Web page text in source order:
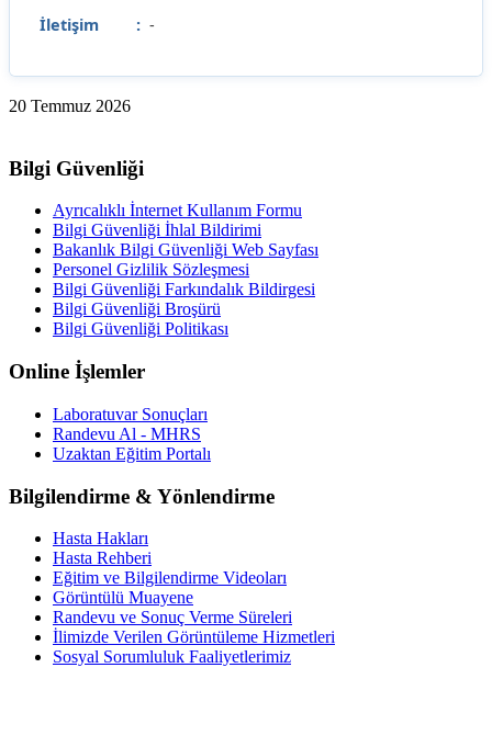
İletişim : -
20 Temmuz 2026
Bilgi Güvenliği
Ayrıcalıklı İnternet Kullanım Formu
Bilgi Güvenliği İhlal Bildirimi
Bakanlık Bilgi Güvenliği Web Sayfası
Personel Gizlilik Sözleşmesi
Bilgi Güvenliği Farkındalık Bildirgesi
Bilgi Güvenliği Broşürü
Bilgi Güvenliği Politikası
Online İşlemler
Laboratuvar Sonuçları
Randevu Al - MHRS
Uzaktan Eğitim Portalı
Bilgilendirme & Yönlendirme
Hasta Hakları
Hasta Rehberi
Eğitim ve Bilgilendirme Videoları
Görüntülü Muayene
Randevu ve Sonuç Verme Süreleri
İlimizde Verilen Görüntüleme Hizmetleri
Sosyal Sorumluluk Faaliyetlerimiz